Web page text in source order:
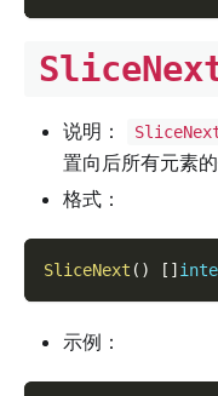
说明：
置向后所有元素的
格式：
SliceNext ( ) [ ]
示例：